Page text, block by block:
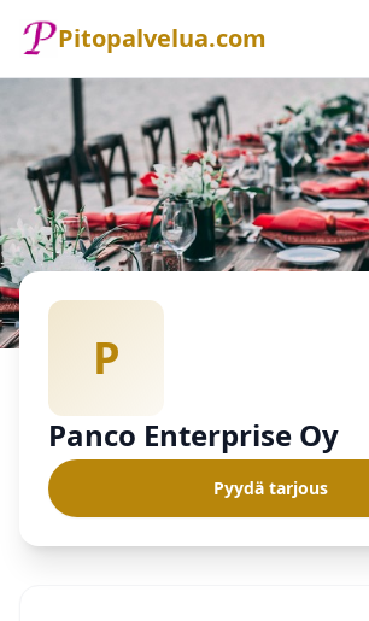
Pitopalvelua.com
Etusivu
Pitopalvelu
P
Panco Enterprise Oy
Pyydä tarjous